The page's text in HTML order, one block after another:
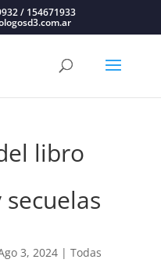
/ 154671933
libro
3, 2024| Todas